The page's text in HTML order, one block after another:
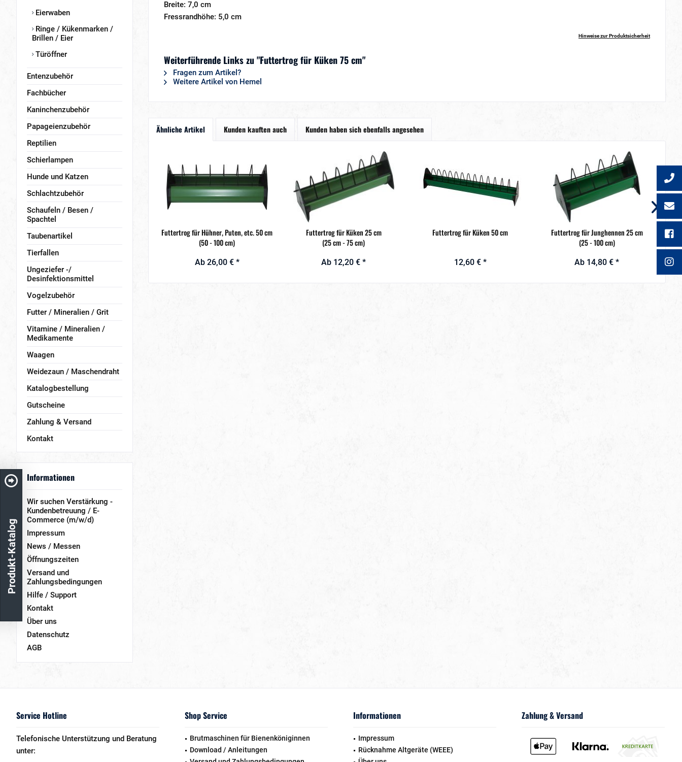
Eierwaben
Ringe / Kükenmarken /
Brillen / Eier
Türöffner
Entenzubehör
Fachbücher
Kaninchenzubehör
Papageienzubehör
Reptilien
Schierlampen
Hunde und Katzen
Schlachtzubehör
Schaufeln / Besen /
Spachtel
Taubenartikel
Tierfallen
Ungeziefer -/
Desinfektionsmittel
Vogelzubehör
Futter / Mineralien / Grit
Vitamine / Mineralien /
Medikamente
Waagen
Weidezaun / Maschendraht
Katalogbestellung
Gutscheine
Zahlung & Versand
Kontakt
Informationen
Wir suchen Verstärkung -
Kundenbetreuung / E-
Commerce (m/w/d)
Impressum
News / Messen
Öffnungszeiten
Versand und
Zahlungsbedingungen
Hilfe / Support
Kontakt
Über uns
Datenschutz
AGB
Breite: 7,0 cm
Fressrandhöhe: 5,0 cm
Hinweise zur Produktsicherheit
Weiterführende Links zu "Futtertrog für Küken 75 cm"
Fragen zum Artikel?
Weitere Artikel von Hemel
Ähnliche Artikel Kunden kauften auch Kunden haben sich ebenfalls angesehen
Futtertrog für Hühner, Puten, etc. 50 cm
(50 - 100 cm)
Ab 26,00 € *
Futtertrog für Küken 25 cm
(25 cm - 75 cm)
Ab 12,20 € *
Futtertrog für Küken 50 cm
12,60 € *
Futtertrog für Junghennen 25 cm
(25 - 100 cm)
Ab 14,80 € *
Service Hotline
Telefonische Unterstützung und Beratung
unter:
Shop Service
Brutmaschinen für Bienenköniginnen
Download / Anleitungen
Informationen
Impressum
Rücknahme Altgeräte (WEEE)
Zahlung & Versand
Produkt-Katalog